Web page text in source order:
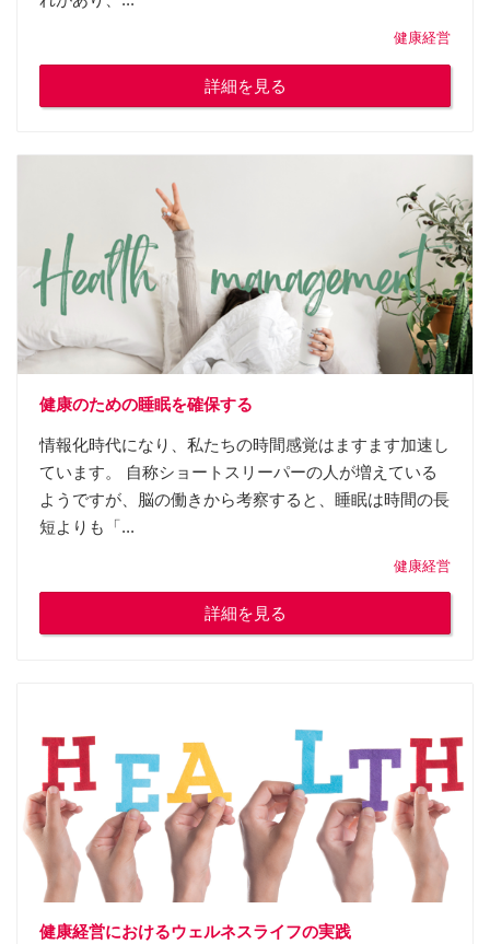
健康経営
詳細を見る
健康のための睡眠を確保する
情報化時代になり、私たちの時間感覚はますます加速し
ています。 自称ショートスリーパーの人が増えている
ようですが、脳の働きから考察すると、睡眠は時間の長
短よりも「...
健康経営
詳細を見る
健康経営におけるウェルネスライフの実践